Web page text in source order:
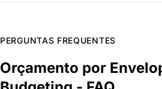
PERGUNTAS FREQUENTES
Orçamento por